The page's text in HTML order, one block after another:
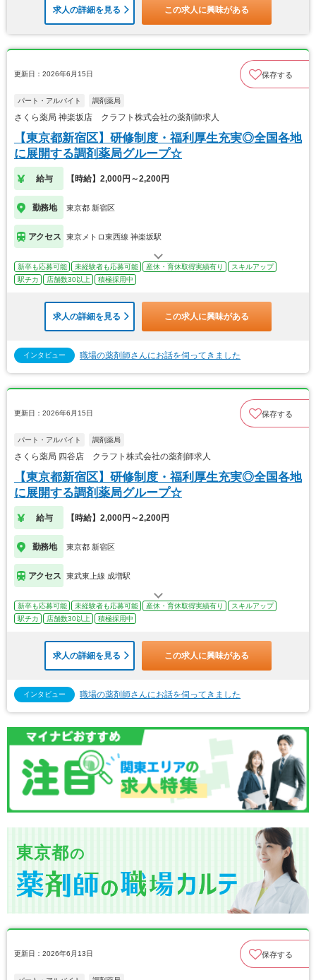
求人の詳細を見る この求人に興味がある
更新日：2026年6月15日 保存する
パート・アルバイト 調剤薬局
さくら薬局 神楽坂店 クラフト株式会社の薬剤師求人
【東京都新宿区】研修制度・福利厚生充実◎全国各地
に展開する調剤薬局グループ☆
給与 【時給】2,000円～2,200円
勤務地 東京都 新宿区
アクセス 東京メトロ東西線 神楽坂駅
新卒も応募可能 未経験者も応募可能 産休・育休取得実績有り
スキルアップ
駅チカ
店舗数30以上 積極採用中
求人の詳細を見る この求人に興味がある
インタビュー 職場の薬剤師さんにお話を伺ってきました
更新日：2026年6月15日 保存する
パート・アルバイト 調剤薬局
さくら薬局 四谷店 クラフト株式会社の薬剤師求人
【東京都新宿区】研修制度・福利厚生充実◎全国各地
に展開する調剤薬局グループ☆
給与 【時給】2,000円～2,200円
勤務地 東京都 新宿区
アクセス 東武東上線 成増駅
新卒も応募可能 未経験者も応募可能 産休・育休取得実績有り
スキルアップ
駅チカ
店舗数30以上 積極採用中
求人の詳細を見る この求人に興味がある
インタビュー 職場の薬剤師さんにお話を伺ってきました
東京都の
更新日：2026年6月13日 保存する